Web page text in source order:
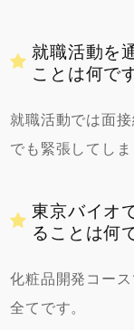
就職活動を
ことは何で
就職活動では面
でも緊張してし
東京バイオ
ることは何
化粧品開発コー
全てです。